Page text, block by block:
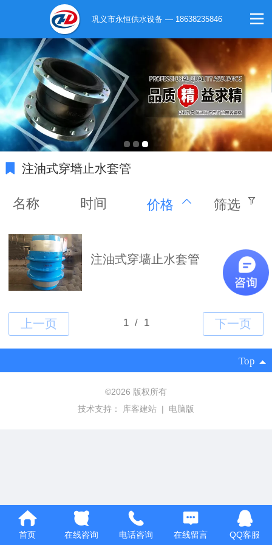
巩义市永恒供水设备 — 18638235846
注油式穿墙止水套管
名称 时间 价格 筛选
注油式穿墙止水套管
Top
©2026 版权所有
技术支持：
库客建站 | 电脑版
首页 在线咨询 电话咨询 在线留言 QQ客服